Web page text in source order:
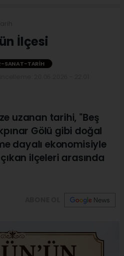
İlçesi
SANAT-TARIH
uzanan tarihi, "Beş
Gölü gibi doğal
dayalı ekonomisiyle
ilçeleri arasında